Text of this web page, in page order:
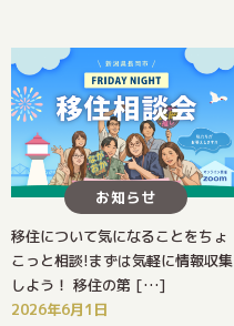
お知らせ
移住について気になることをちょ
こっと相談!まずは気軽に情報収集
しよう！ 移住の第 […]
2026年6月1日